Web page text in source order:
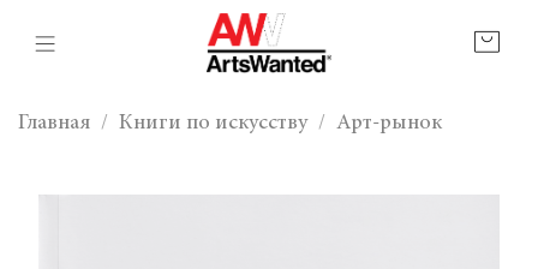
Главная Книги по искусству Арт-рынок